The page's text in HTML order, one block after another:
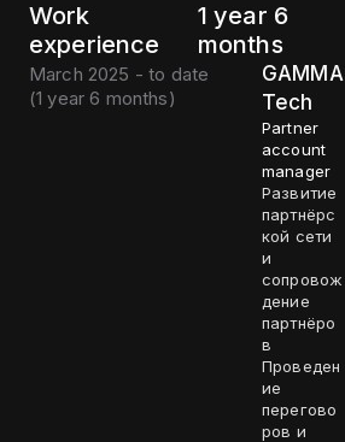
Work
experience
1 year 6
months
March 2025 - to date
(1 year 6 months)
GAMMA
Tech
Partner
account
manager
Развитие
партнёрс
кой сети
и
сопровож
дение
партнёро
в
Проведен
ие
перегово
ров и